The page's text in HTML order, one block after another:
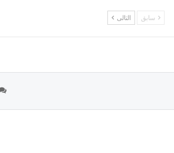
سابق التالى